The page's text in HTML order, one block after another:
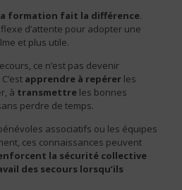
formation fait la différence.
d’attente pour adopter une
et plus utile.
ce n’est pas devenir
apprendre à repérer les
à transmettre les bonnes
perdre de temps.
associatifs ou les équipes
ces connaissances peuvent
la sécurité collective
des secours lorsqu’ils